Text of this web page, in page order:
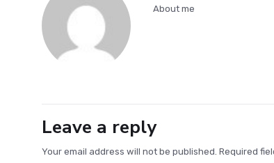
About me
Leave a reply
Your email address will not be published. Required